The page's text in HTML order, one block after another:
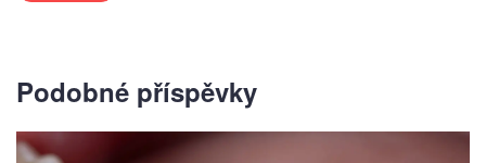
Podobné příspěvky